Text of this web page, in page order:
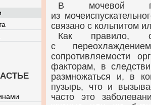
В мочевой
из
связано с кольпитом
Как правило,
с
сопротивляемости
факторам, в
размножаться и, в
пузырь, что и
часто это